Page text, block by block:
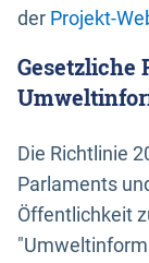
der Projekt-
Gesetzliche
Die Richtlinie
Parlaments
Öffentlichkeit